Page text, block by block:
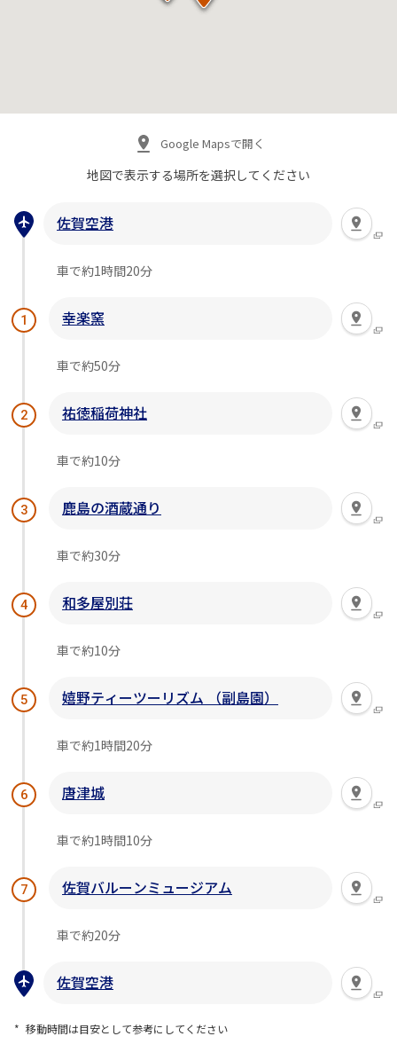
Google Mapsで開く
地図で表示する場所を選択してください
佐賀空港
車で約1時間20分
1 幸楽窯
車で約50分
2 祐徳稲荷神社
車で約10分
3 鹿島の酒蔵通り
車で約30分
4 和多屋別荘
車で約10分
5 嬉野ティーツーリズム （副島園）
車で約1時間20分
6 唐津城
車で約1時間10分
7 佐賀バルーンミュージアム
車で約20分
佐賀空港
移動時間は目安として参考にしてください